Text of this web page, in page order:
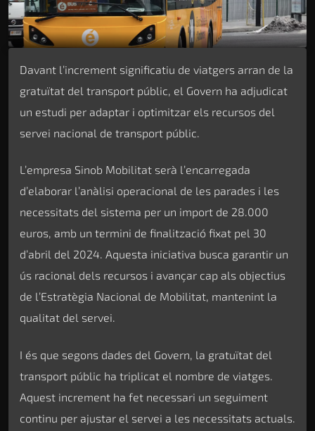
Davant l’increment significatiu de viatgers arran de la
gratuïtat del transport públic, el Govern ha adjudicat
un estudi per adaptar i optimitzar els recursos del
servei nacional de transport públic.
L’empresa Sinob Mobilitat serà l’encarregada
d’elaborar l’anàlisi operacional de les parades i les
necessitats del sistema per un import de 28.000
euros, amb un termini de finalització fixat pel 30
d’abril del 2024. Aquesta iniciativa busca garantir un
ús racional dels recursos i avançar cap als objectius
de l’Estratègia Nacional de Mobilitat, mantenint la
qualitat del servei.
I és que segons dades del Govern, la gratuïtat del
transport públic ha triplicat el nombre de viatges.
Aquest increment ha fet necessari un seguiment
continu per ajustar el servei a les necessitats actuals.